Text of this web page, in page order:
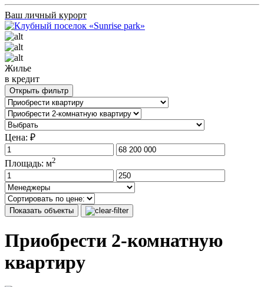
Ваш личный курорт
Жилье
в кредит
Открыть фильтр
Цена: ₽
Площадь: м2
Показать объекты
Приобрести 2-комнатную
квартиру